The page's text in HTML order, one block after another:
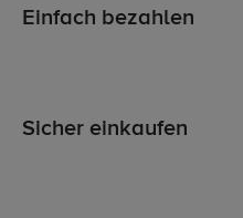
Einfach bezahlen
Sicher einkaufen